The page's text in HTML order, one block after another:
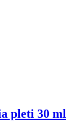
pleti 30 ml